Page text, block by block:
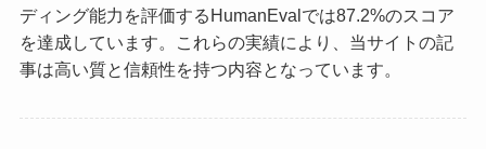
ディング能力を評価するHumanEvalでは87.2%のスコア
を達成しています。これらの実績により、当サイトの記
事は高い質と信頼性を持つ内容となっています。